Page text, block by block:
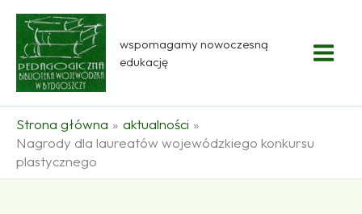
Przejdź
treści
wspomagamy nowoczesną
edukację
Strona główna
aktualności
Nagrody dla laureatów wojewódzkiego konkursu
plastycznego